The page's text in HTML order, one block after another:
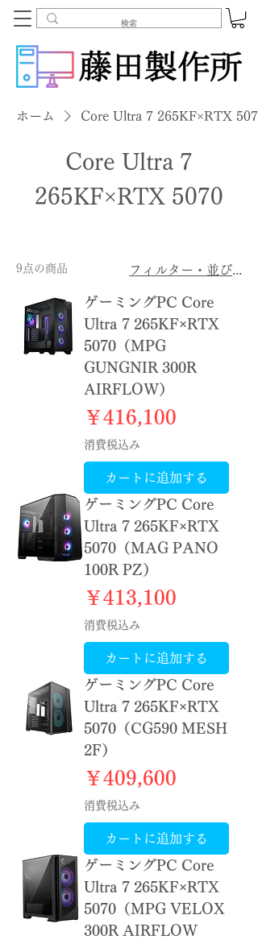
ホーム Core Ultra 7 265KF×RTX 5070
Core Ultra 7
265KF×RTX 5070
9点の商品 フィルター・並び替え
ゲーミングPC Core
Ultra 7 265KF×RTX
5070（MPG
GUNGNIR 300R
AIRFLOW）
価格
￥416,100
消費税込み
カートに追加する
ゲーミングPC Core
Ultra 7 265KF×RTX
5070（MAG PANO
100R PZ）
価格
￥413,100
消費税込み
カートに追加する
ゲーミングPC Core
Ultra 7 265KF×RTX
5070（CG590 MESH
2F）
価格
￥409,600
消費税込み
カートに追加する
ゲーミングPC Core
Ultra 7 265KF×RTX
5070（MPG VELOX
300R AIRFLOW